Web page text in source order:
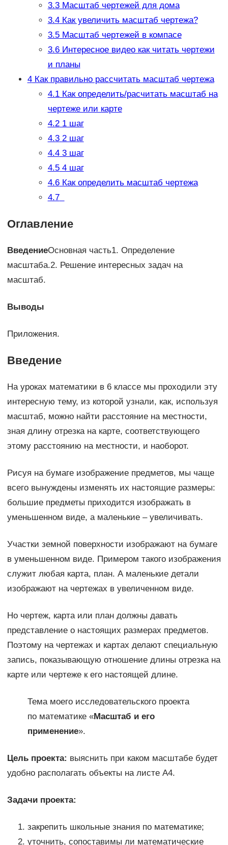
3.3Масштаб чертежей для дома
3.4Как увеличить масштаб чертежа?
3.5Масштаб чертежей в компасе
3.6Интересное видео как читать чертежи
и планы
4Как правильно рассчитать масштаб чертежа
4.1Как определить/расчитать масштаб на
чертеже или карте
4.21 шаг
4.32 шаг
4.43 шаг
4.54 шаг
4.6Как определить масштаб чертежа
4.7
Оглавление
ВведениеОсновная часть1. Определение
масштаба.2. Решение интересных задач на
масштаб.
Выводы
Приложения.
Введение
На уроках математики в 6 классе мы проходили эту
интересную тему, из которой узнали, как, используя
масштаб, можно найти расстояние на местности,
зная длину отрезка на карте, соответствующего
этому расстоянию на местности, и наоборот.
Рисуя на бумаге изображение предметов, мы чаще
всего вынуждены изменять их настоящие размеры:
большие предметы приходится изображать в
уменьшенном виде, а маленькие – увеличивать.
Участки земной поверхности изображают на бумаге
в уменьшенном виде. Примером такого изображения
служит любая карта, план. А маленькие детали
изображают на чертежах в увеличенном виде.
Но чертеж, карта или план должны давать
представление о настоящих размерах предметов.
Поэтому на чертежах и картах делают специальную
запись, показывающую отношение длины отрезка на
карте или чертеже к его настоящей длине.
Тема моего исследовательского проекта
по математике «Масштаб и его
применение».
Цель проекта: выяснить при каком масштабе будет
удобно располагать объекты на листе А4.
Задачи проекта:
закрепить школьные знания по математике;
уточнить, сопоставимы ли математические